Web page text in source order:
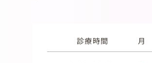
診療時間 月